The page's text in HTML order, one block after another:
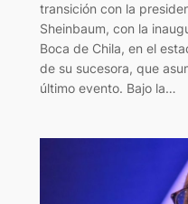
transición con la
Sheinbaum, con la
Boca de Chila, en el
de su sucesora, que
último evento. Bajo la…